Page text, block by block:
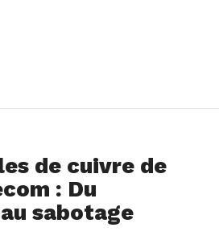
de cuivre de
: Du
sabotage